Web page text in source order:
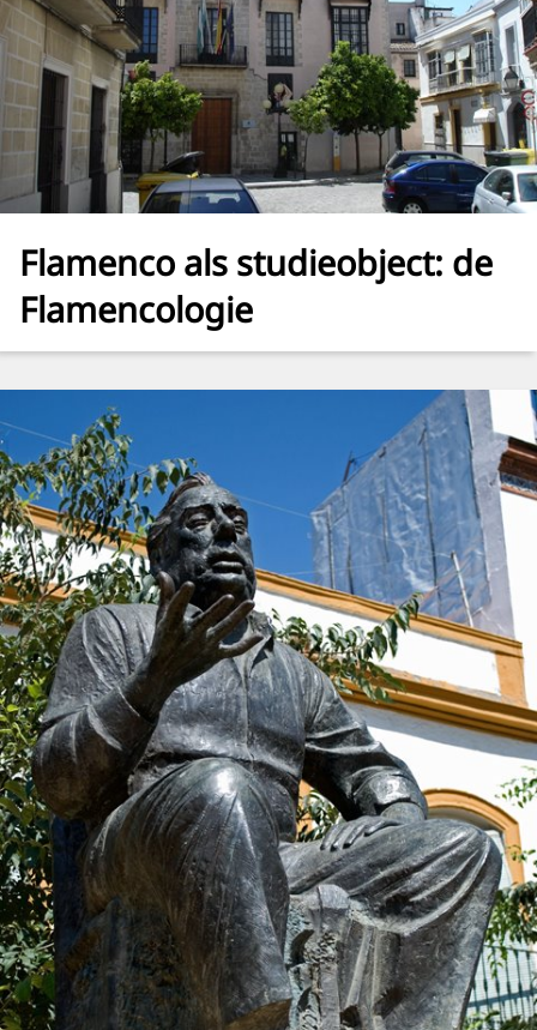
Flamenco als studieobject: de
Flamencologie